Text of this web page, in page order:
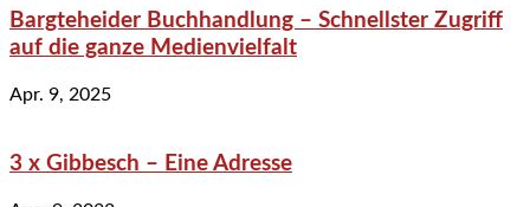
Bargteheider Buchhandlung – Schnellster Zugriff
auf die ganze Medienvielfalt
Apr. 9, 2025
3 x Gibbesch – Eine Adresse